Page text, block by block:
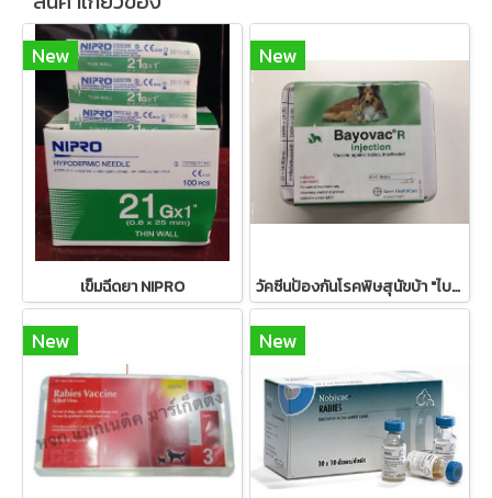
New
เข็มฉีดยา NIPRO
New
วัคซีนป้องกันโรคพิษสุนัขบ้า "ไบโยแวค อาร์"
New New